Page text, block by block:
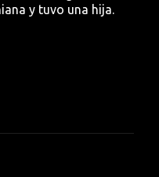
y tuvo una hija.